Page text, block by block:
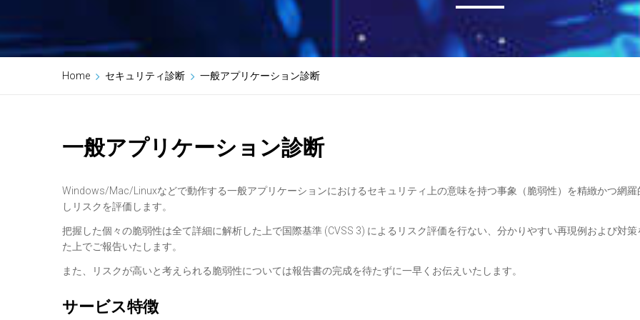
Breadcrumb
Home セキュリティ診断 一般アプリケーション診断
一般アプリケーション診断
Windows/Mac/Linuxなどで動作する一般アプリケーションにおけるセキュリティ上の意味を持つ事象（脆弱性）を精緻かつ網羅
しリスクを評価します。
把握した個々の脆弱性は全て詳細に解析した上で国際基準 (CVSS 3) によるリスク評価を行ない、分かりやすい再現例および対策
た上でご報告いたします。
また、リスクが高いと考えられる脆弱性については報告書の完成を待たずに一早くお伝えいたします。
サービス特徴